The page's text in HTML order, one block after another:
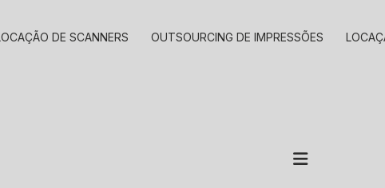
LOCAÇÃO DE SCANNERS OUTSOURCING DE IMPRESSÕES